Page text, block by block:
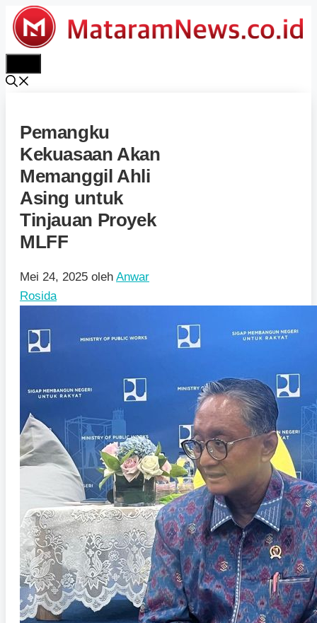
Langsung
ke
isi
Pemangku
Kekuasaan Akan
Memanggil Ahli
Asing untuk
Tinjauan Proyek
MLFF
Mei 24, 2025 oleh Anwar
Rosida